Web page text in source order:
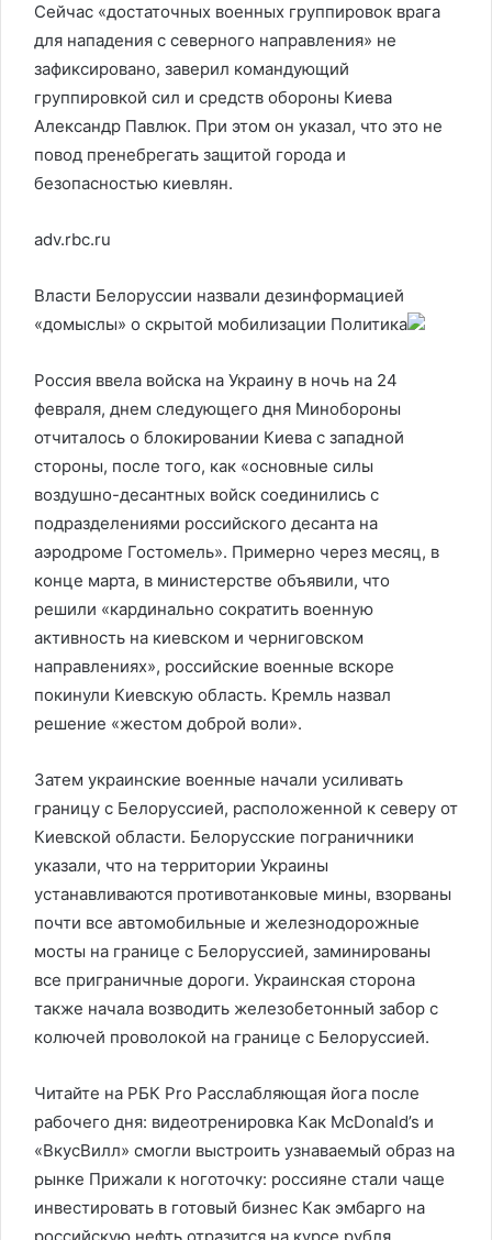
Сейчас «достаточных военных группировок врага
для нападения с северного направления» не
зафиксировано, заверил командующий
группировкой сил и средств обороны Киева
Александр Павлюк. При этом он указал, что это не
повод пренебрегать защитой города и
безопасностью киевлян.
adv.rbc.ru
Власти Белоруссии назвали дезинформацией
«домыслы» о скрытой мобилизации Политика
Россия ввела войска на Украину в ночь на 24
февраля, днем следующего дня Минобороны
отчиталось о блокировании Киева с западной
стороны, после того, как «основные силы
воздушно-десантных войск соединились с
подразделениями российского десанта на
аэродроме Гостомель». Примерно через месяц, в
конце марта, в министерстве объявили, что
решили «кардинально сократить военную
активность на киевском и черниговском
направлениях», российские военные вскоре
покинули Киевскую область. Кремль назвал
решение «жестом доброй воли».
Затем украинские военные начали усиливать
границу с Белоруссией, расположенной к северу от
Киевской области. Белорусские пограничники
указали, что на территории Украины
устанавливаются противотанковые мины, взорваны
почти все автомобильные и железнодорожные
мосты на границе с Белоруссией, заминированы
все приграничные дороги. Украинская сторона
также начала возводить железобетонный забор с
колючей проволокой на границе с Белоруссией.
Читайте на РБК Pro Расслабляющая йога после
рабочего дня: видеотренировка Как McDonald’s и
«ВкусВилл» смогли выстроить узнаваемый образ на
рынке Прижали к ноготочку: россияне стали чаще
инвестировать в готовый бизнес Как эмбарго на